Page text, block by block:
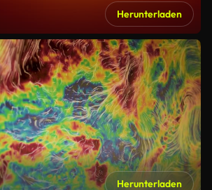
Herunterladen
Herunterladen